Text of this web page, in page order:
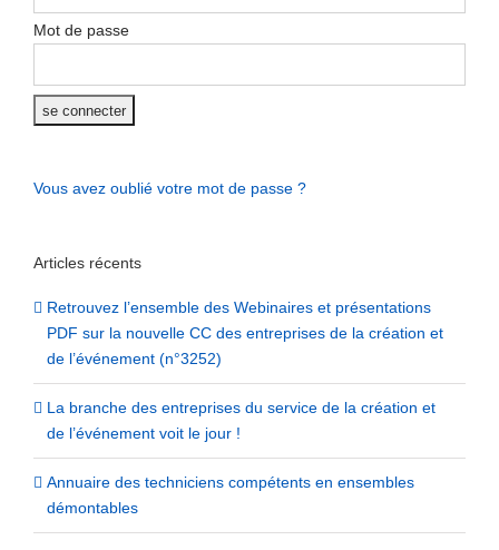
Mot de passe
Vous avez oublié votre mot de passe ?
Articles récents
Retrouvez l’ensemble des Webinaires et présentations
PDF sur la nouvelle CC des entreprises de la création et
de l’événement (n°3252)
La branche des entreprises du service de la création et
de l’événement voit le jour !
Annuaire des techniciens compétents en ensembles
démontables